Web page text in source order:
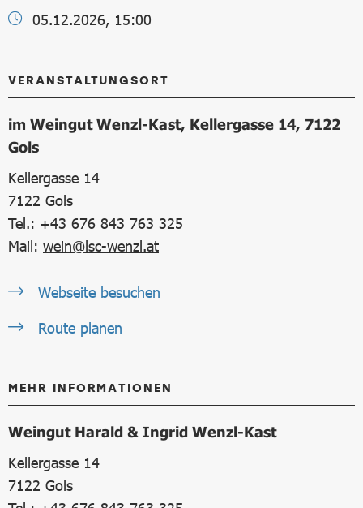
05.12.2026, 15:00
VERANSTALTUNGSORT
im Weingut Wenzl-Kast, Kellergasse 14, 7122
Gols
Kellergasse 14
7122 Gols
Tel.: +43 676 843 763 325
Mail: wein@lsc-wenzl.at
Webseite besuchen
Route planen
MEHR INFORMATIONEN
Weingut Harald & Ingrid Wenzl-Kast
Kellergasse 14
7122 Gols